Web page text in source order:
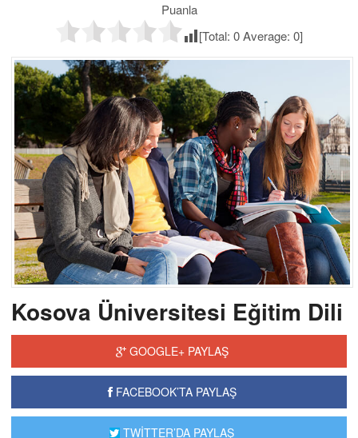
Puanla
[Total: 0Average: 0]
Kosova Üniversitesi Eğitim Dili
GOOGLE+ PAYLAŞ
FACEBOOK’TA PAYLAŞ
TWİTTER’DA PAYLAŞ